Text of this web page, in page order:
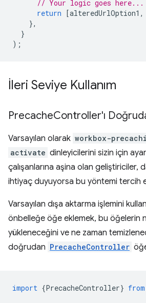
// Your logic goes here...
return [alteredUrlOption1 ,
},
}
);
İleri Seviye Kullanım
PrecacheController'ı
Varsayılan olarak workbox-
activate dinleyicilerini sizin için
çalışanlarına aşina olan geliştiriciler,
ihtiyaç duyuyorsa bu yöntemi tercih
Varsayılan dışa aktarma işlemini
önbelleğe öğe eklemek, bu öğelerin
yükleneceğini ve ne zaman
doğrudan PrecacheController
import {PrecacheController} from